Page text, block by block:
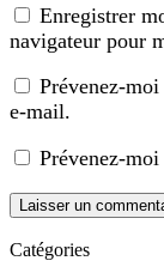
Enregistrer
navigateur pour
Prévenez-
e-mail.
Prévenez-
Catégories